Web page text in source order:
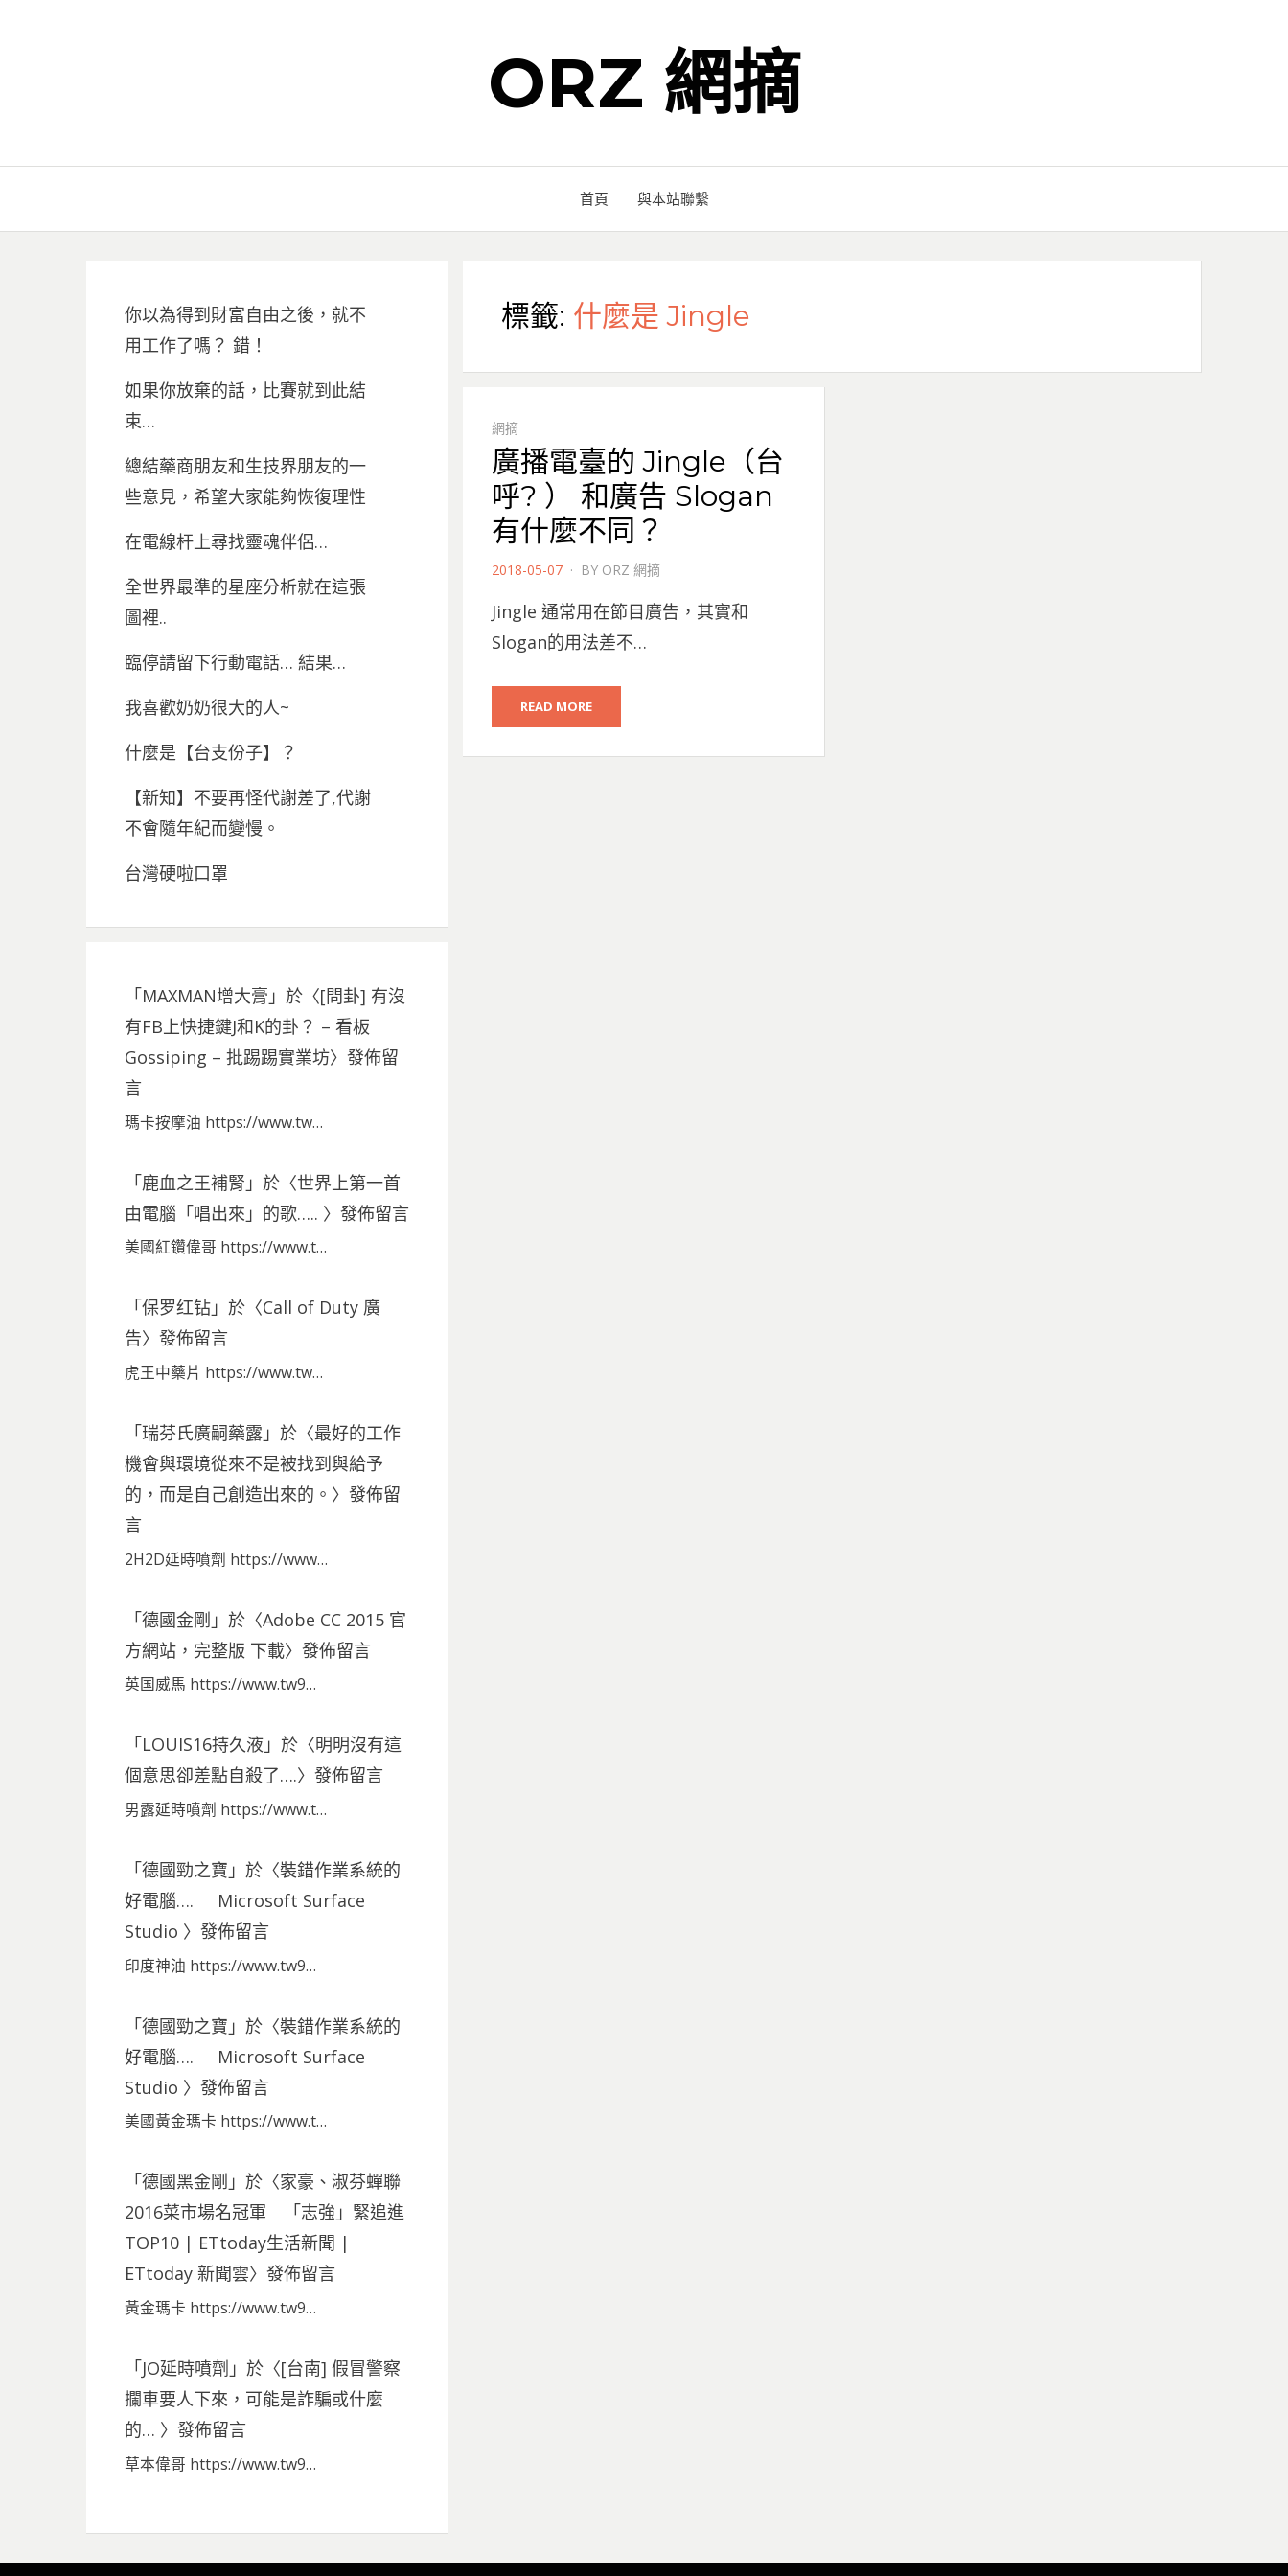
ORZ 網摘
首頁 與本站聯繫
標籤: 什麼是 Jingle
網摘
廣播電臺的 Jingle（台
呼? ） 和廣告 Slogan
有什麼不同？
POSTED
2018-05-07 BY ORZ 網摘
Jingle 通常用在節目廣告，其實和
Slogan的用法差不…
READ MORE
你以為得到財富自由之後，就不
用工作了嗎？ 錯！
如果你放棄的話，比賽就到此結
束…
總結藥商朋友和生技界朋友的一
些意見，希望大家能夠恢復理性
在電線杆上尋找靈魂伴侶…
全世界最準的星座分析就在這張
圖裡..
臨停請留下行動電話… 結果…
我喜歡奶奶很大的人~
什麼是【台支份子】？
【新知】不要再怪代謝差了,代謝
不會隨年紀而變慢。
台灣硬啦口罩
「MAXMAN增大膏 」於〈[問卦] 有沒
有FB上快捷鍵J和K的卦？ – 看板
Gossiping – 批踢踢實業坊〉發佈留
言
瑪卡按摩油 https://www.tw…
「鹿血之王補腎 」於〈世界上第一首
由電腦「唱出來」的歌….. 〉發佈留言
美國紅鑽偉哥 https://www.t…
「保罗红钻」於〈Call of Duty 廣
告〉發佈留言
虎王中藥片 https://www.tw…
「瑞芬氏廣嗣藥露」於〈最好的工作
機會與環境從來不是被找到與給予
的，而是自己創造出來的。 〉發佈留
言
2H2D延時噴劑 https://www…
「德國金剛 」於〈Adobe CC 2015 官
方網站，完整版 下載〉發佈留言
英国威馬 https://www.tw9…
「LOUIS16持久液」於〈明明沒有這
個意思卻差點自殺了….〉發佈留言
男露延時噴劑 https://www.t…
「德國勁之寶 」於〈裝錯作業系統的
好電腦…. Microsoft Surface
Studio 〉發佈留言
印度神油 https://www.tw9…
「德國勁之寶 」於〈裝錯作業系統的
好電腦…. Microsoft Surface
Studio 〉發佈留言
美國黃金瑪卡 https://www.t…
「德國黑金剛 」於〈家豪、淑芬蟬聯
2016菜市場名冠軍 「志強」緊追進
TOP10 | ETtoday生活新聞 |
ETtoday 新聞雲〉發佈留言
黃金瑪卡 https://www.tw9…
「JO延時噴劑 」於〈[台南] 假冒警察
攔車要人下來，可能是詐騙或什麼
的… 〉發佈留言
草本偉哥 https://www.tw9…